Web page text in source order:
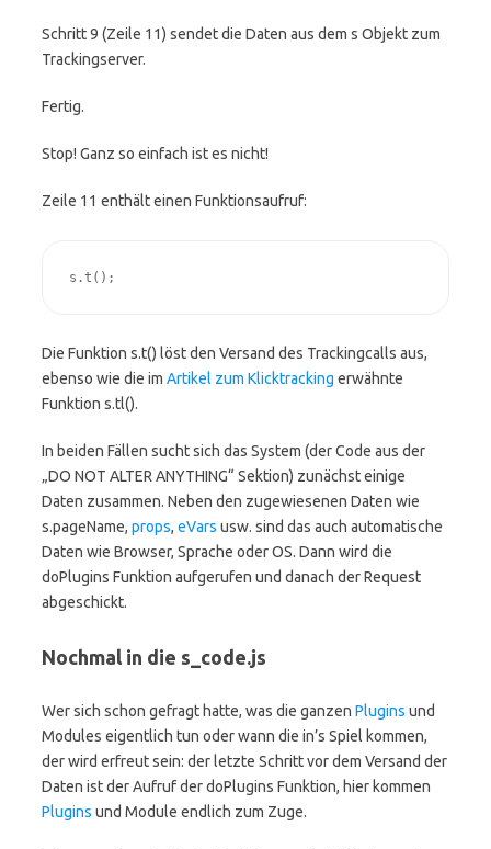
Schritt 9 (Zeile 11) sendet die Daten aus dem s Objekt zum
Trackingserver.
Fertig.
Stop! Ganz so einfach ist es nicht!
Zeile 11 enthält einen Funktionsaufruf:
s.t();
Die Funktion s.t() löst den Versand des Trackingcalls aus,
ebenso wie die im Artikel zum Klicktracking erwähnte
Funktion s.tl().
In beiden Fällen sucht sich das System (der Code aus der
„DO NOT ALTER ANYTHING“ Sektion) zunächst einige
Daten zusammen. Neben den zugewiesenen Daten wie
s.pageName, props, eVars usw. sind das auch automatische
Daten wie Browser, Sprache oder OS. Dann wird die
doPlugins Funktion aufgerufen und danach der Request
abgeschickt.
Nochmal in die s_code.js
Wer sich schon gefragt hatte, was die ganzen Plugins und
Modules eigentlich tun oder wann die in’s Spiel kommen,
der wird erfreut sein: der letzte Schritt vor dem Versand der
Daten ist der Aufruf der doPlugins Funktion, hier kommen
Plugins und Module endlich zum Zuge.